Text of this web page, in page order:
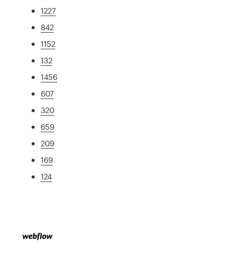
1227
842
1152
132
1456
607
320
659
209
169
124